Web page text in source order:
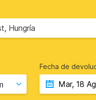
Hungría
Fecha de